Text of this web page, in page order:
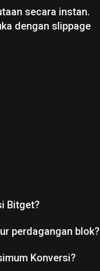
secara instan.
dengan slippage
Bitget?
perdagangan blok?
Konversi?